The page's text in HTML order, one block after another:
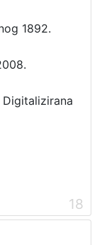
1892.
Digitalizirana
18